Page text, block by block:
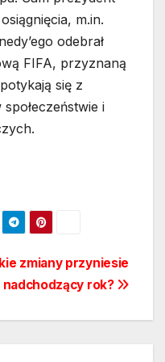
m.in.
odebrał
FIFA, przyznaną
się z
i
zmiany przyniesie
nadchodzący rok?